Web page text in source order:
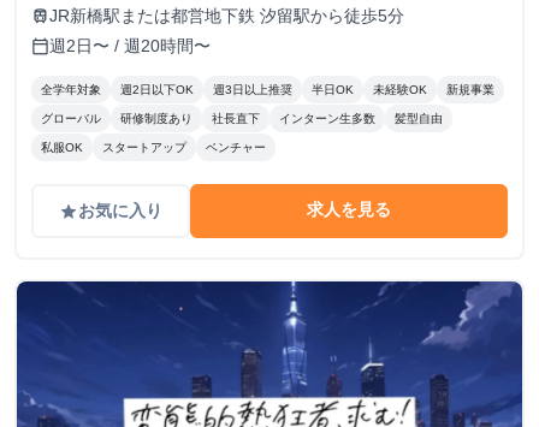
trainJR新橋駅または都営地下鉄 汐留駅から徒歩5分
calendar_today週2日〜 / 週20時間〜
全学年対象 週2日以下OK 週3日以上推奨 半日OK 未経験OK 新規事業
グローバル 研修制度あり 社長直下 インターン生多数 髪型自由
私服OK スタートアップ ベンチャー
gradeお気に入り 求人を見る